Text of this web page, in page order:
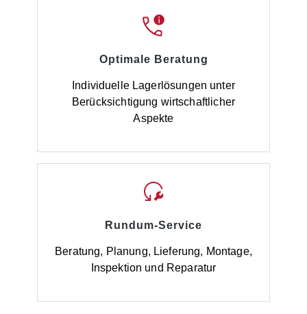
Optimale Beratung
Individuelle Lagerlösungen unter
Berücksichtigung wirtschaftlicher
Aspekte
Rundum-Service
Beratung, Planung, Lieferung, Montage,
Inspektion und Reparatur